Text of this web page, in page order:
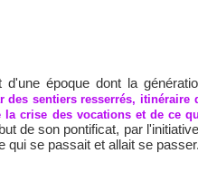
époque dont la
des sentiers resserrés,
crise des vocations et de ce
de son pontificat, par
se passait et allait se